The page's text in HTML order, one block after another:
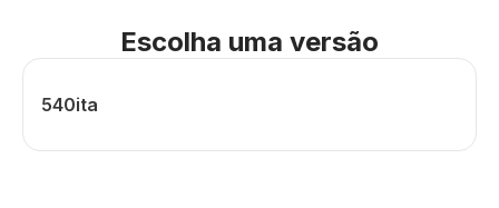
Escolha uma versão
540ita